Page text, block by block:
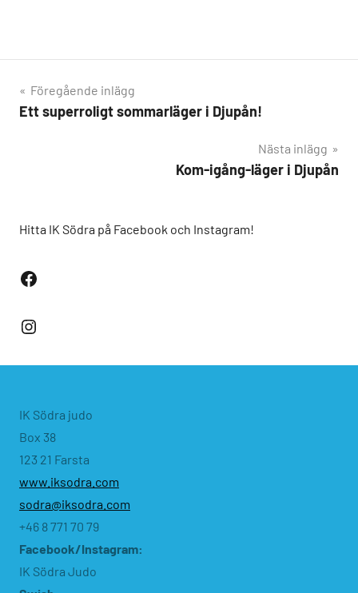
Inläggsnavigering
Föregående inlägg
Ett superroligt sommarläger i Djupån!
Nästa inlägg
Kom-igång-läger i Djupån
Hitta IK Södra på Facebook och Instagram!
Facebook
Instagram
IK Södra judo
Box 38
123 21 Farsta
www.iksodra.com
sodra@iksodra.com
+46 8 771 70 79
Facebook/Instagram:
IK Södra Judo